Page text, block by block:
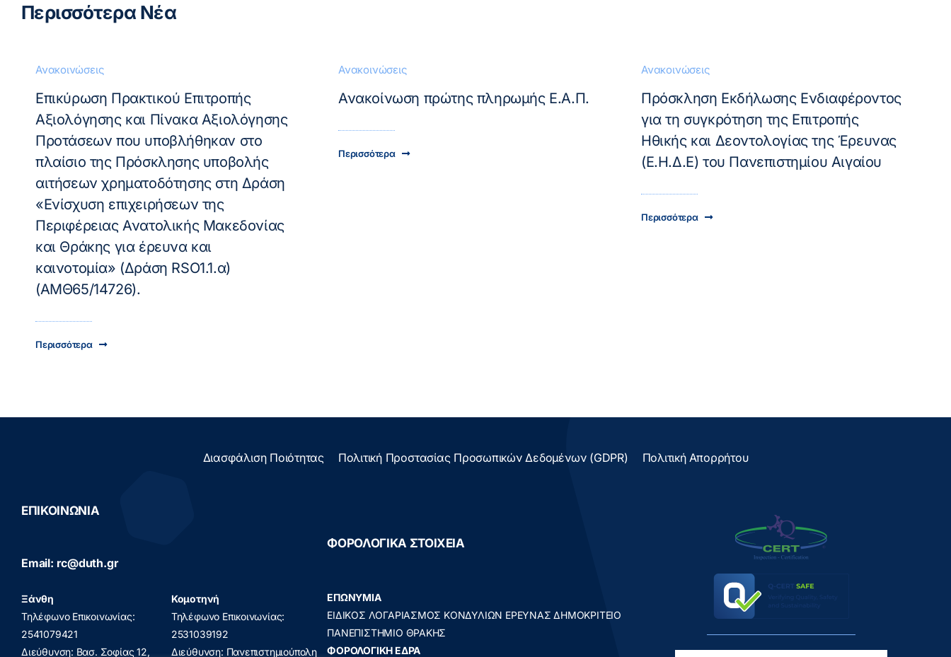
Περισσότερα Νέα
Ανακοινώσεις
Επικύρωση Πρακτικού Επιτροπής
Αξιολόγησης και Πίνακα Αξιολόγησης
Προτάσεων που υποβλήθηκαν στο
πλαίσιο της Πρόσκλησης υποβολής
αιτήσεων χρηματοδότησης στη Δράση
«Ενίσχυση επιχειρήσεων της
Περιφέρειας Ανατολικής Μακεδονίας
και Θράκης για έρευνα και
καινοτομία» (Δράση RSO1.1.α)
(ΑΜΘ65/14726).
Περισσότερα
Ανακοινώσεις
Ανακοίνωση πρώτης πληρωμής Ε.Α.Π.
Περισσότερα
Ανακοινώσεις
Πρόσκληση Εκδήλωσης Ενδιαφέροντος
για τη συγκρότηση της Επιτροπής
Ηθικής και Δεοντολογίας της Έρευνας
(Ε.Η.Δ.Ε) του Πανεπιστημίου Αιγαίου
Περισσότερα
Διασφάλιση Ποιότητας Πολιτική Προστασίας Προσωπικών Δεδομένων (GDPR) Πολιτική Απορρήτου
ΕΠΙΚΟΙΝΩΝΙΑ
Email: rc@duth.gr
Ξάνθη
Τηλέφωνο Επικοινωνίας:
2541079421
Διεύθυνση: Βασ. Σοφίας 12,
Κομοτηνή
Τηλέφωνο Επικοινωνίας:
2531039192
Διεύθυνση: Πανεπιστημιούπολη
ΦΟΡΟΛΟΓΙΚΑ ΣΤΟΙΧΕΙΑ
ΕΠΩΝΥΜΙΑ
ΕΙΔΙΚΟΣ ΛΟΓΑΡΙΑΣΜΟΣ ΚΟΝΔΥΛΙΩΝ ΕΡΕΥΝΑΣ ΔΗΜΟΚΡΙΤΕΙΟ
ΠΑΝΕΠΙΣΤΗΜΙΟ ΘΡΑΚΗΣ
ΦΟΡΟΛΟΓΙΚΗ ΕΔΡΑ